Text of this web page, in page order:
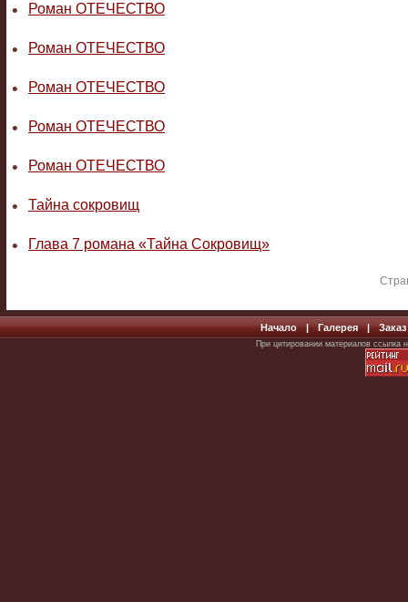
• Роман ОТЕЧЕСТВО
• Роман ОТЕЧЕСТВО
• Роман ОТЕЧЕСТВО
• Роман ОТЕЧЕСТВО
• Роман ОТЕЧЕСТВО
• Тайна сокровищ
• Глава 7 романа «Тайна Сокровищ»
Начало|Галерея|Заказ
При цитировании материалов ссылка